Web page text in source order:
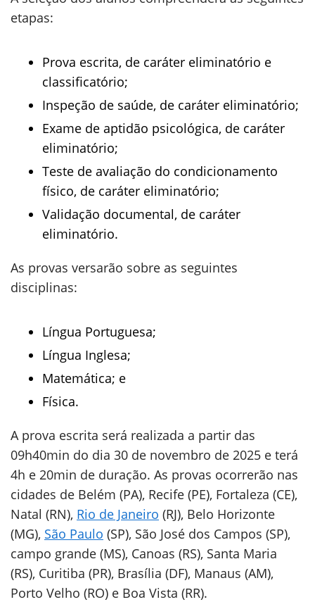
etapas:
Prova escrita, de caráter eliminatório e
classificatório;
Inspeção de saúde, de caráter eliminatório;
Exame de aptidão psicológica, de caráter
eliminatório;
Teste de avaliação do condicionamento
físico, de caráter eliminatório;
Validação documental, de caráter
eliminatório.
As provas versarão sobre as seguintes
disciplinas:
Língua Portuguesa;
Língua Inglesa;
Matemática; e
Física.
A prova escrita será realizada a partir das
09h40min do dia 30 de novembro de 2025 e terá
4h e 20min de duração. As provas ocorrerão nas
cidades de Belém (PA), Recife (PE), Fortaleza (CE),
Natal (RN), Rio de Janeiro (RJ), Belo Horizonte
(MG), São Paulo (SP), São José dos Campos (SP),
campo grande (MS), Canoas (RS), Santa Maria
(RS), Curitiba (PR), Brasília (DF), Manaus (AM),
Porto Velho (RO) e Boa Vista (RR).